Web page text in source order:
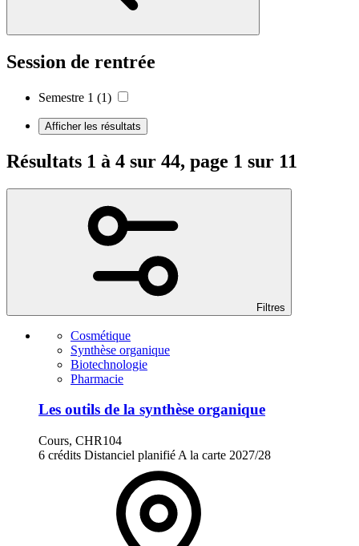
Session de rentrée
Semestre 1 (1)
Afficher les résultats
Résultats 1 à 4 sur 44, page 1 sur 11
Filtres
Cosmétique
Synthèse organique
Biotechnologie
Pharmacie
Les outils de la synthèse organique
Cours, CHR104
6 crédits Distanciel planifié A la carte 2027/28